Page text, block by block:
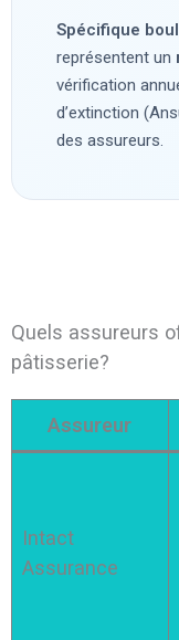
Spécifique
représentent un
vérification
d’extinction
des assureurs.
Quels assureurs
pâtisserie?
Assureur
Intact
Assurance